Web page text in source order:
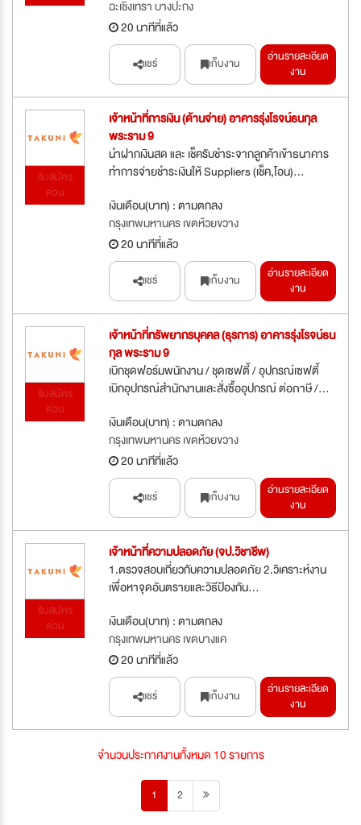
ฉะเชิงเทรา บางปะกง
20 นาทีที่แล้ว
แชร์ เก็บงาน
อ่านรายละเอียด
งาน
รับสมัคร
ด่วน
เจ้าหน้าที่การเงิน (ด้านจ่าย) อาคารรุ่งโรจน์ธนกุล
พระราม 9
นำฝากเงินสด และ เช็ครับชำระจากลูกค้าเข้าธนาคาร
ทำการจ่ายชำระเงินให้ Suppliers (เช็ค,โอน)...
เงินเดือน(บาท) : ตามตกลง
กรุงเทพมหานคร เขตห้วยขวาง
20 นาทีที่แล้ว
แชร์ เก็บงาน
อ่านรายละเอียด
งาน
รับสมัคร
ด่วน
เจ้าหน้าที่ทรัพยากรบุคคล (ธุรการ) อาคารรุ่งโรจน์ธน
กุล พระราม 9
เบิกชุดฟอร์มพนักงาน / ชุดเซฟตี้ / อุปกรณ์เซฟตี้
เบิกอุปกรณ์สำนักงานและสั่งซื้ออุปกรณ์ ต่อภาษี /...
เงินเดือน(บาท) : ตามตกลง
กรุงเทพมหานคร เขตห้วยขวาง
20 นาทีที่แล้ว
แชร์ เก็บงาน
อ่านรายละเอียด
งาน
รับสมัคร
ด่วน
เจ้าหน้าที่ความปลอดภัย (จป.วิชาชีพ)
1.ตรวจสอบเกี่ยวกับความปลอดภัย 2.วิเคราะห์งาน
เพื่อหาจุดอันตรายและวิธีป้องกัน...
เงินเดือน(บาท) : ตามตกลง
กรุงเทพมหานคร เขตบางแค
20 นาทีที่แล้ว
แชร์ เก็บงาน
อ่านรายละเอียด
งาน
จำนวนประกาศงานทั้งหมด 10 รายการ
1 2